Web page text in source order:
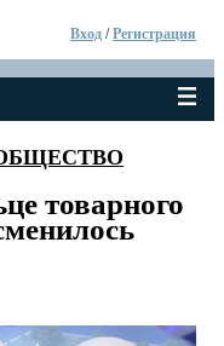
Вход /Регистрация
товарного